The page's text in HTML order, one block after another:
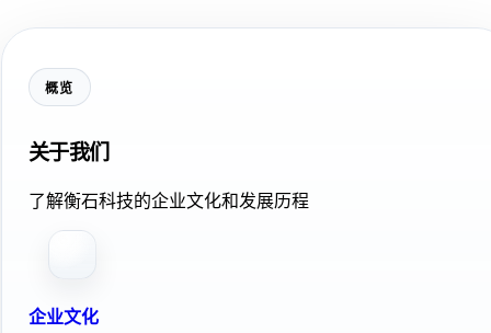
概览
关于我们
了解衡石科技的企业文化和发展历程
企业文化